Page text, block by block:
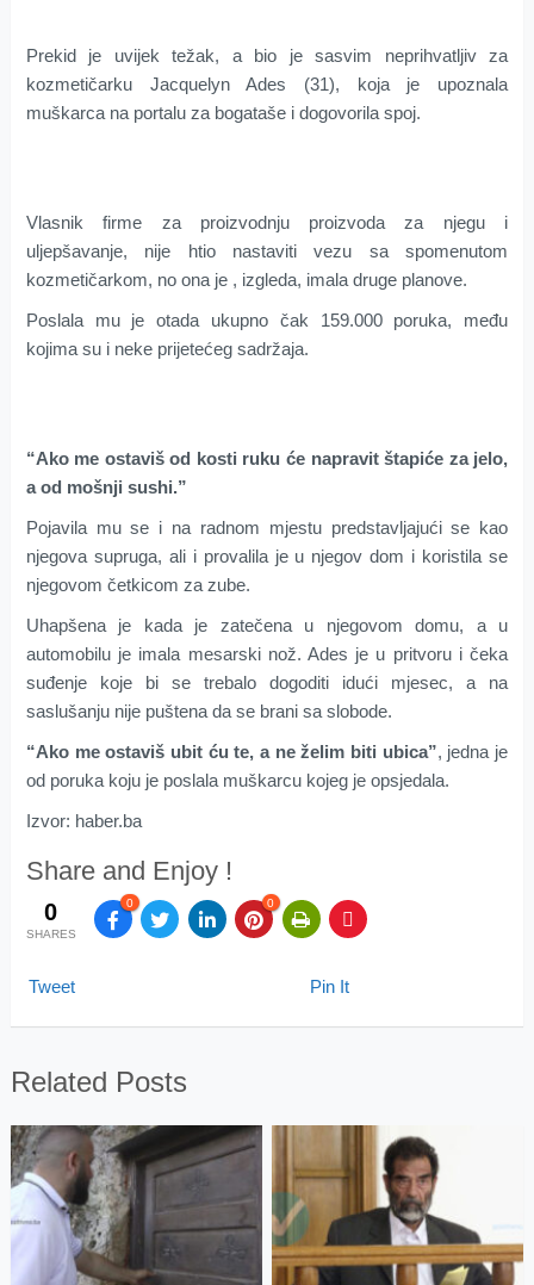
Prekid je uvijek težak, a bio je sasvim neprihvatljiv za
kozmetičarku Jacquelyn Ades (31), koja je upoznala
muškarca na portalu za bogataše i dogovorila spoj.
Vlasnik firme za proizvodnju proizvoda za njegu i
uljepšavanje, nije htio nastaviti vezu sa spomenutom
kozmetičarkom, no ona je , izgleda, imala druge planove.
Poslala mu je otada ukupno čak 159.000 poruka, među
kojima su i neke prijetećeg sadržaja.
“Ako me ostaviš od kosti ruku će napravit štapiće za jelo,
a od mošnji sushi.”
Pojavila mu se i na radnom mjestu predstavljajući se kao
njegova supruga, ali i provalila je u njegov dom i koristila se
njegovom četkicom za zube.
Uhapšena je kada je zatečena u njegovom domu, a u
automobilu je imala mesarski nož. Ades je u pritvoru i čeka
suđenje koje bi se trebalo dogoditi idući mjesec, a na
saslušanju nije puštena da se brani sa slobode.
“Ako me ostaviš ubit ću te, a ne želim biti ubica”, jedna je
od poruka koju je poslala muškarcu kojeg je opsjedala.
Izvor: haber.ba
Share and Enjoy !
0
SHARES
0 0
Tweet Pin It
Related Posts